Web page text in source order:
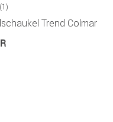
(1)
Trend Colmar